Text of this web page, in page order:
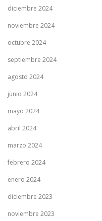
diciembre 2024
noviembre 2024
octubre 2024
septiembre 2024
agosto 2024
junio 2024
mayo 2024
abril 2024
marzo 2024
febrero 2024
enero 2024
diciembre 2023
noviembre 2023